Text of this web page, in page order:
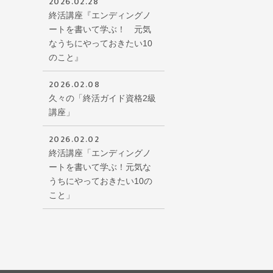
終活講座『エンディングノ
ートを書いて学ぶ！ 元気
なうちにやっておきたい10
のこと』
2026.02.08
久々の「終活ガイド資格2級
講座」
2026.02.02
終活講座「エンディングノ
ートを書いて学ぶ！元気な
うちにやっておきたい10の
こと」